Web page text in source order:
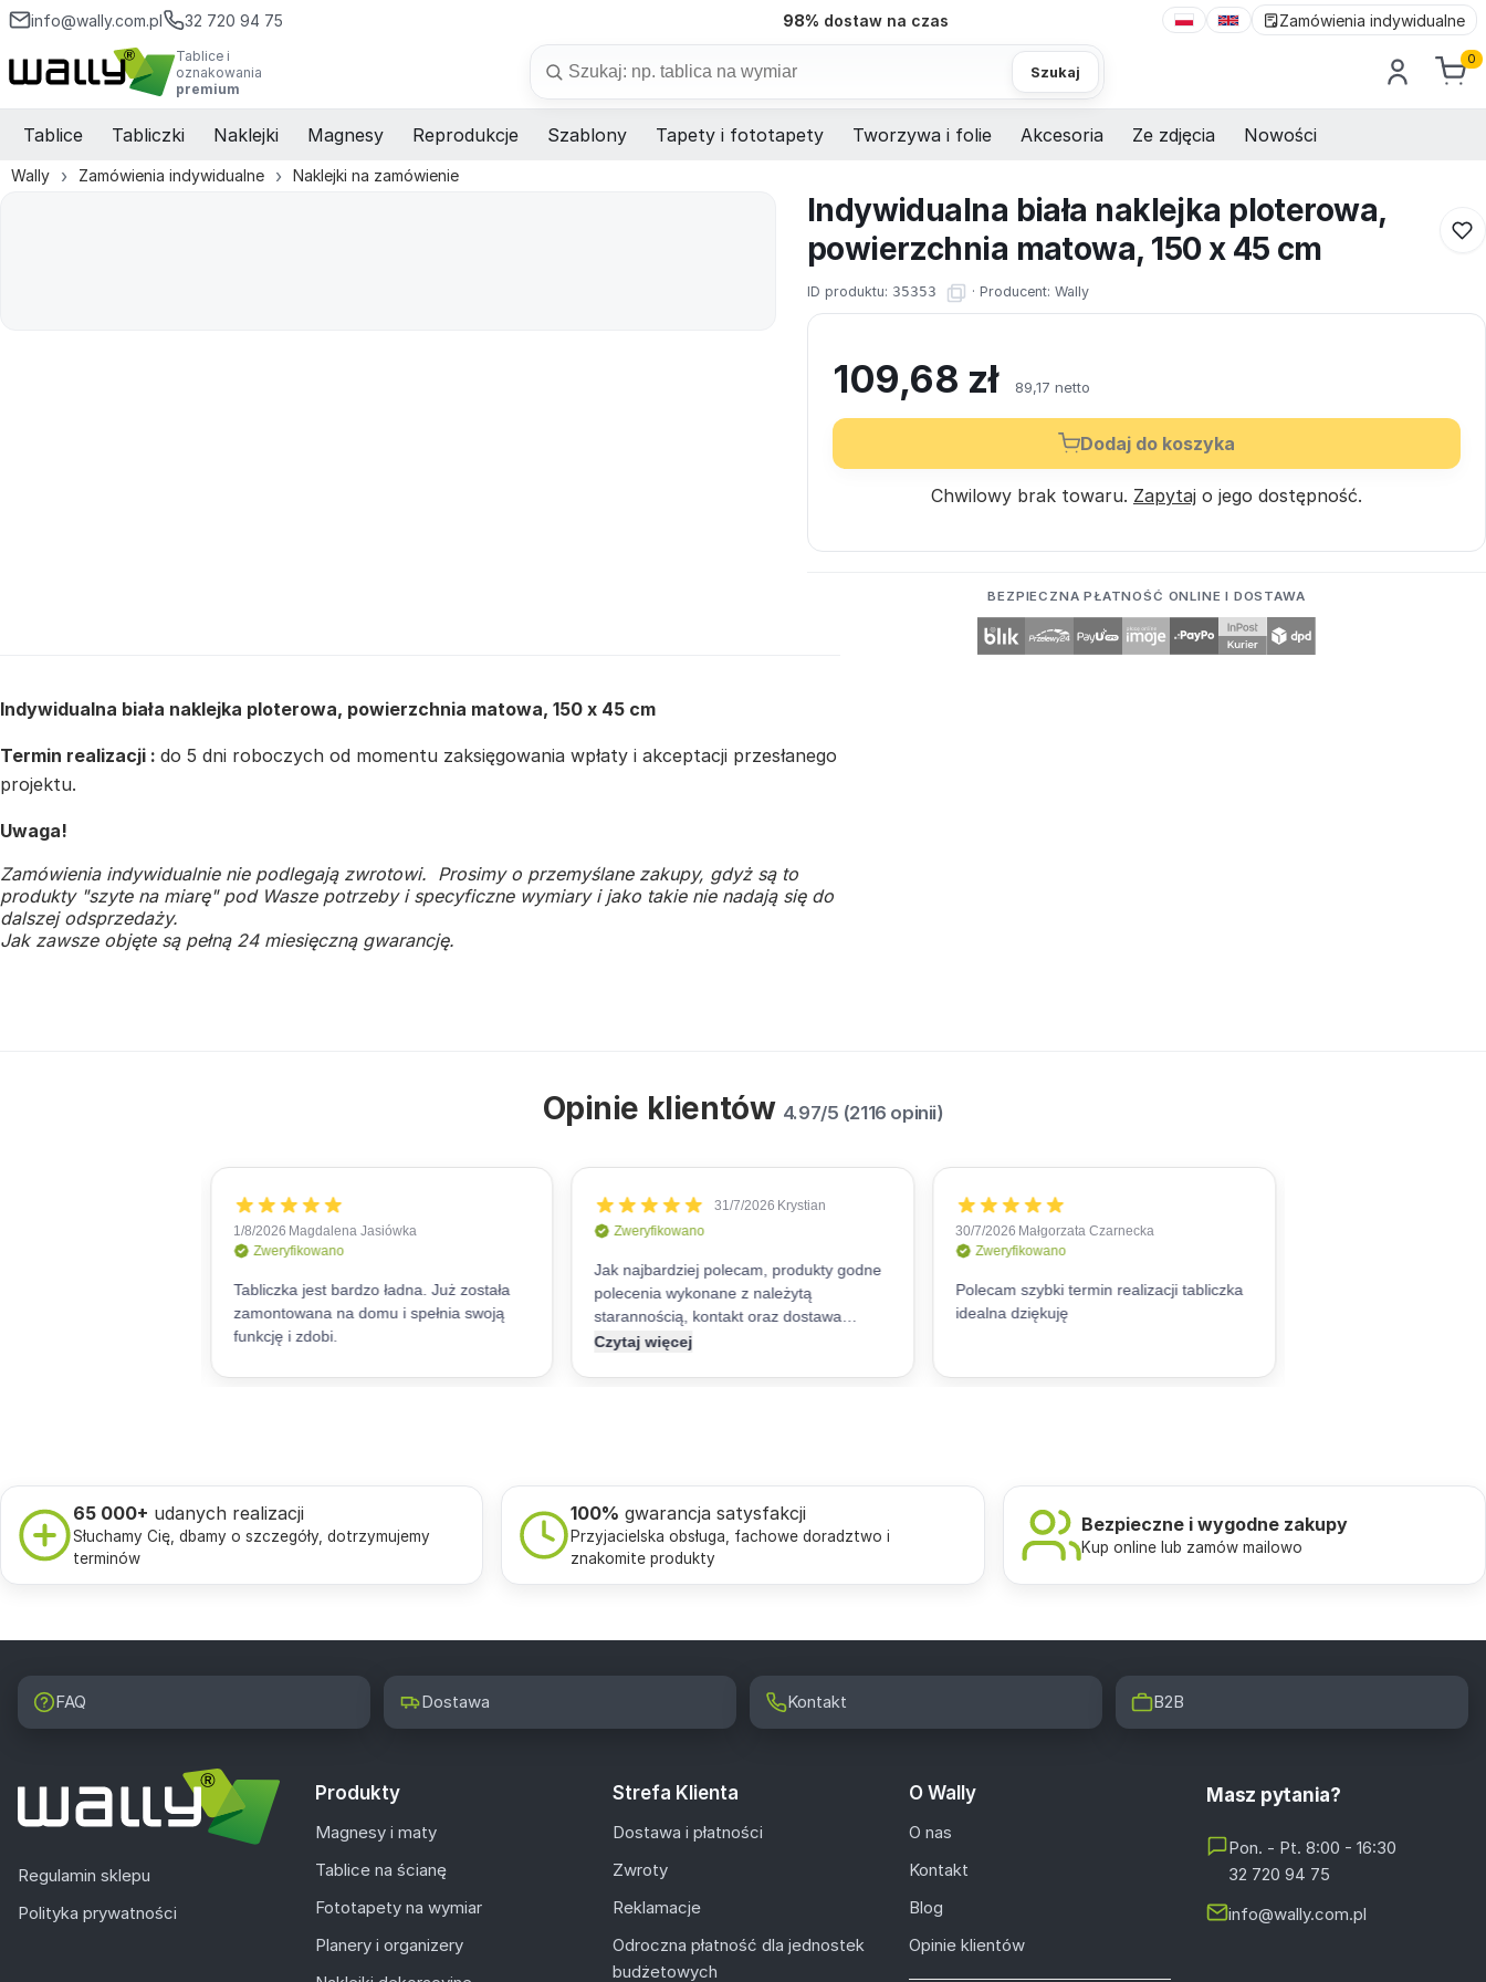
info@wally.com.pl 32 720 94 75 98% dostaw na czas Zamówienia indywidualne
Tablice i
oznakowania
premium
Szukaj
0
Tablice Tabliczki Naklejki Magnesy Reprodukcje Szablony Tapety i fototapety Tworzywa i folie Akcesoria Ze zdjęcia Nowości
Wally Zamówienia indywidualne Naklejki na zamówienie
Indywidualna biała naklejka ploterowa,
powierzchnia matowa, 150 x 45 cm
ID produktu: 35353 · Producent: Wally
109,68 zł 89,17 netto
Dodaj do koszyka
Chwilowy brak towaru. Zapytaj o jego dostępność.
BEZPIECZNA PŁATNOŚĆ ONLINE I DOSTAWA
Indywidualna biała naklejka ploterowa, powierzchnia matowa, 150 x 45 cm
Termin realizacji : do 5 dni roboczych od momentu zaksięgowania wpłaty i akceptacji przesłanego
projektu.
Uwaga!
Zamówienia indywidualnie nie podlegają zwrotowi. Prosimy o przemyślane zakupy, gdyż są to
produkty "szyte na miarę" pod Wasze potrzeby i specyficzne wymiary i jako takie nie nadają się do
dalszej odsprzedaży.
Jak zawsze objęte są pełną 24 miesięczną gwarancję.
Opinie klientów 4.97/5 (2116 opinii)
65 000+ udanych realizacji
Słuchamy Cię, dbamy o szczegóły, dotrzymujemy
terminów
100% gwarancja satysfakcji
Przyjacielska obsługa, fachowe doradztwo i
znakomite produkty
Bezpieczne i wygodne zakupy
Kup online lub zamów mailowo
FAQ Dostawa Kontakt B2B
Regulamin sklepu
Polityka prywatności
Produkty
Magnesy i maty
Tablice na ścianę
Fototapety na wymiar
Planery i organizery
Strefa Klienta
Dostawa i płatności
Zwroty
Reklamacje
Odroczna płatność dla jednostek
budżetowych
O Wally
O nas
Kontakt
Blog
Opinie klientów
Masz pytania?
Pon. - Pt. 8:00 - 16:30
32 720 94 75
info@wally.com.pl